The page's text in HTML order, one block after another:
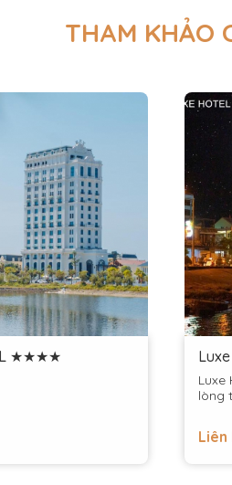
THAM KHẢO
★★★★
Luxe
lòng
Liên